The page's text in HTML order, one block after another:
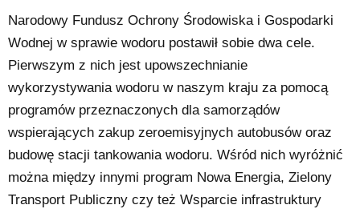
Narodowy Fundusz Ochrony Środowiska i Gospodarki
Wodnej w sprawie wodoru postawił sobie dwa cele.
Pierwszym z nich jest upowszechnianie
wykorzystywania wodoru w naszym kraju za pomocą
programów przeznaczonych dla samorządów
wspierających zakup zeroemisyjnych autobusów oraz
budowę stacji tankowania wodoru. Wśród nich wyróżnić
można między innymi program Nowa Energia, Zielony
Transport Publiczny czy też Wsparcie infrastruktury